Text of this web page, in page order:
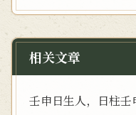
相关文章
壬申日生人，日柱壬